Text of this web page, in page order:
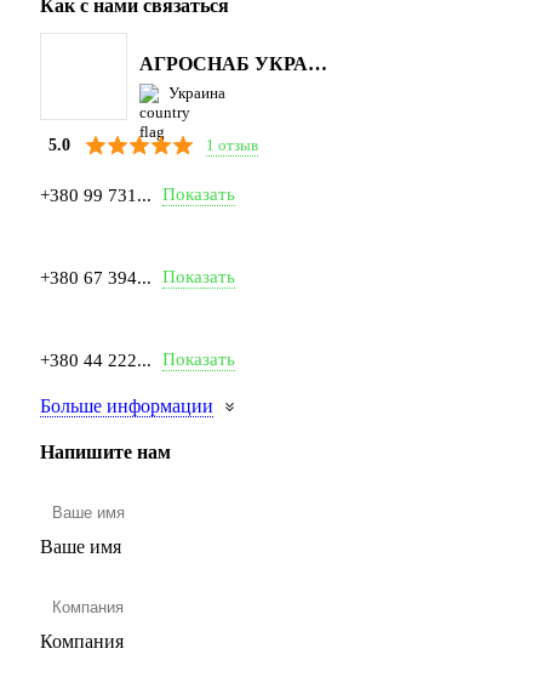
Как с нами связаться
АГРОСНАБ УКРАЇНА
Украина
5.0 1 отзыв
+380 99 731... Показать
+380 67 394... Показать
+380 44 222... Показать
Больше информации
Напишите нам
Ваше имя
Компания